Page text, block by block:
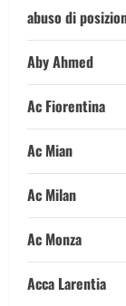
abuso di
Aby Ahmed
Ac Fiorentina
Ac Mian
Ac Milan
Ac Monza
Acca Larentia